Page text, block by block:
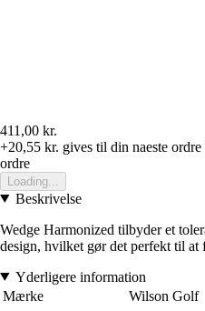
411,00 kr.
+20,55 kr. gives til din naeste ordre
ordre
Loading...
Beskrivelse
Wedge Harmonized tilbyder et
design, hvilket gør det perfekt til at
Yderligere information
Mærke
Wilson Golf